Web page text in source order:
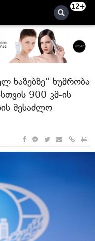
12+
ხაზებზე" ხუმრობა
900 კმ-ის
შესაძლო